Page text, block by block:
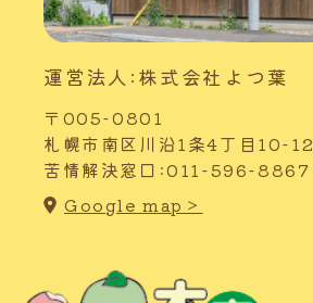
運営法人:株式会社よつ葉
〒005-0801
札幌市南区川沿1条4丁目10-12
苦情解決窓口:011-596-8867
Google map＞